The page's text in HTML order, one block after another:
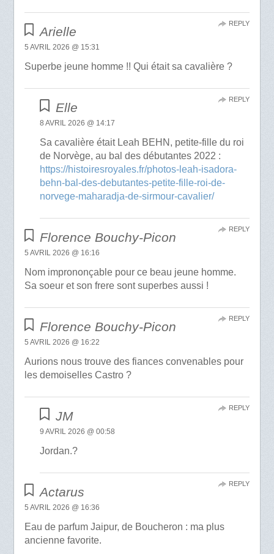
Arielle
5 AVRIL 2026 @ 15:31
Superbe jeune homme !! Qui était sa cavalière ?
REPLY
Elle
8 AVRIL 2026 @ 14:17
Sa cavalière était Leah BEHN, petite-fille du roi
de Norvège, au bal des débutantes 2022 :
https://histoiresroyales.fr/photos-leah-isadora-
behn-bal-des-debutantes-petite-fille-roi-de-
norvege-maharadja-de-sirmour-cavalier/
REPLY
Florence Bouchy-Picon
5 AVRIL 2026 @ 16:16
Nom imprononçable pour ce beau jeune homme.
Sa soeur et son frere sont superbes aussi !
REPLY
Florence Bouchy-Picon
5 AVRIL 2026 @ 16:22
Aurions nous trouve des fiances convenables pour
les demoiselles Castro ?
REPLY
JM
9 AVRIL 2026 @ 00:58
Jordan.?
REPLY
Actarus
5 AVRIL 2026 @ 16:36
Eau de parfum Jaipur, de Boucheron : ma plus
ancienne favorite.
REPLY